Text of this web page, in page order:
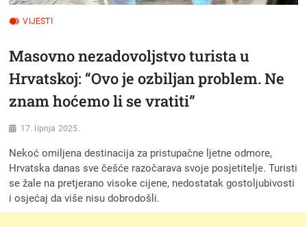
VIJESTI
Masovno nezadovoljstvo turista u
Hrvatskoj: “Ovo je ozbiljan problem. Ne
znam hoćemo li se vratiti”
17. lipnja 2025.
Nekoć omiljena destinacija za pristupačne ljetne odmore,
Hrvatska danas sve češće razočarava svoje posjetitelje. Turisti
se žale na pretjerano visoke cijene, nedostatak gostoljubivosti
i osjećaj da više nisu dobrodošli.